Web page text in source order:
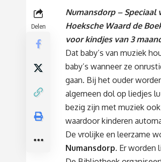
Delen
Numansdorp –
Hoeksche Waard de
voor kindjes van 3
Dat baby’s van muziek
baby’s wanneer ze
gaan. Bij het ouder
algemeen dol op liedjes
bezig zijn met muziek
waardoor kinderen
De vrolijke en leerzame
Numansdorp. Er worden